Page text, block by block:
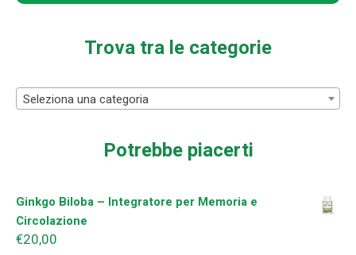
ricerca
Trova tra le categorie
Seleziona una categoria
Potrebbe piacerti
Ginkgo Biloba – Integratore per Memoria e
Circolazione
€20,00